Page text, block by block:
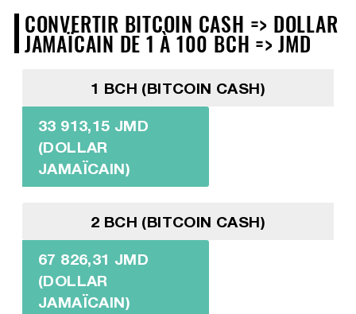
CONVERTIR BITCOIN CASH => DOLLAR
JAMAÏCAIN DE 1 À 100 BCH => JMD
1 BCH (BITCOIN CASH)
33 913,15 JMD
(DOLLAR
JAMAÏCAIN)
2 BCH (BITCOIN CASH)
67 826,31 JMD
(DOLLAR
JAMAÏCAIN)